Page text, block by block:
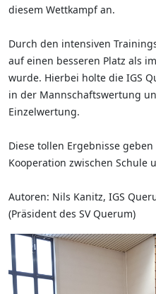
diesem Wettkampf an.
Durch den intensiven
auf einen besseren Platz als
wurde. Hierbei holte die IGS
in der Mannschaftswertung
Einzelwertung.
Diese tollen Ergebnisse
Kooperation zwischen Schule
Autoren: Nils Kanitz, IGS
(Präsident des SV Querum)